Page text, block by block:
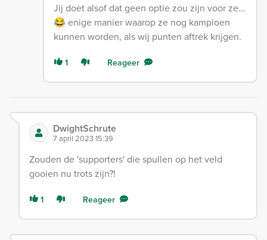
Jij doet alsof dat geen optie zou zijn voor ze…
😂 enige manier waarop ze nog kampioen
kunnen worden, als wij punten aftrek krijgen.
1 Reageer
DwightSchrute
7 april 2023 15:39
Zouden de 'supporters' die spullen op het veld
gooien nu trots zijn?!
1 Reageer